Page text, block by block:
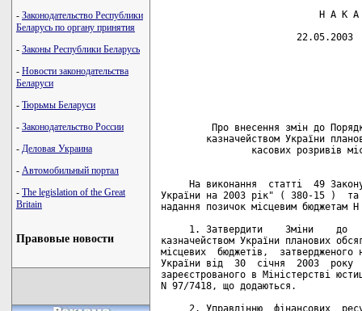
- Законодательство Республики
Беларусь по органу принятия
- Законы Республики Беларусь
- Новости законодательства
Беларуси
- Тюрьмы Беларуси
- Законодательство России
- Деловая Украина
- Автомобильный портал
- The legislation of the Great
Britain
Правовые новости
Н А К А
22.05.2003
Про внесення змін до
казначейством України
касових розривів
На виконання  статті  49
України на 2003 рік" ( 380-15 )  та
надання позичок місцевим
1. Затвердити    Зміни    до
казначейством України планових
місцевих  бюджетів,  затвердженого
України від  30  січня  2003
зареєстрованого в Міністерстві
N 97/7418, що додаються.
2. Управлінню  фінансових